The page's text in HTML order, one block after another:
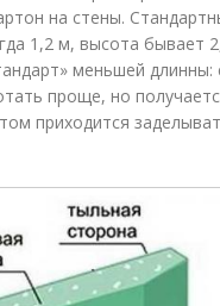
на стены.
1,2 м, высота бывает
меньшей длинны:
проще, но
приходится